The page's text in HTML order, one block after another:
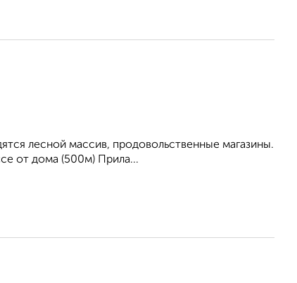
лесной массив, продовольственные магазины.
от дома (500м) Прила...